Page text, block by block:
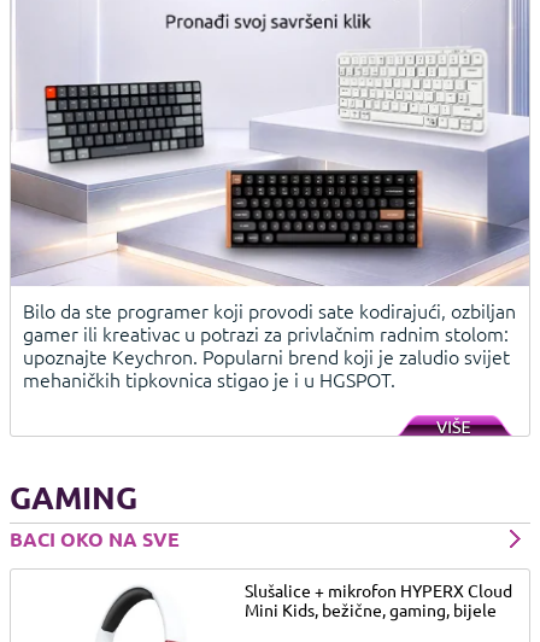
Bilo da ste programer koji provodi sate kodirajući, ozbiljan
gamer ili kreativac u potrazi za privlačnim radnim stolom:
upoznajte Keychron. Popularni brend koji je zaludio svijet
mehaničkih tipkovnica stigao je i u HGSPOT.
GAMING
BACI OKO NA SVE
Slušalice + mikrofon HYPERX Cloud
Mini Kids, bežične, gaming, bijele